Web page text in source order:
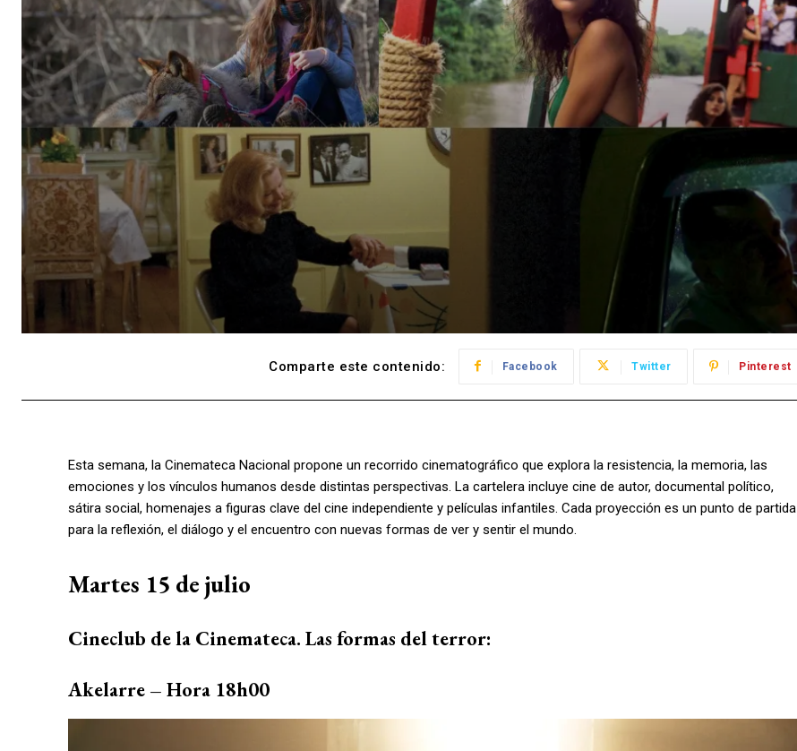
Comparte este contenido: Facebook Twitter Pinterest
Esta semana, la Cinemateca Nacional propone un recorrido cinematográfico que explora la resistencia, la memoria, las
emociones y los vínculos humanos desde distintas perspectivas. La cartelera incluye cine de autor, documental político,
sátira social, homenajes a figuras clave del cine independiente y películas infantiles. Cada proyección es un punto de partida
para la reflexión, el diálogo y el encuentro con nuevas formas de ver y sentir el mundo.
Martes 15 de julio
Cineclub de la Cinemateca. Las formas del terror:
Akelarre – Hora 18h00